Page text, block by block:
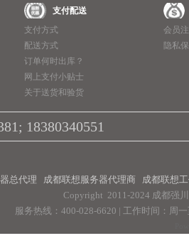
支付配送
支付方式
配送方式
订单何时出库？
网上支付小贴士
关于送货和验货
会员
隐私
18380340551
总代理 成都联想服务器代理商
成都联想
Copyright 2011-2024 成都强
服务热线：400-028-6620 | 工作时间：周